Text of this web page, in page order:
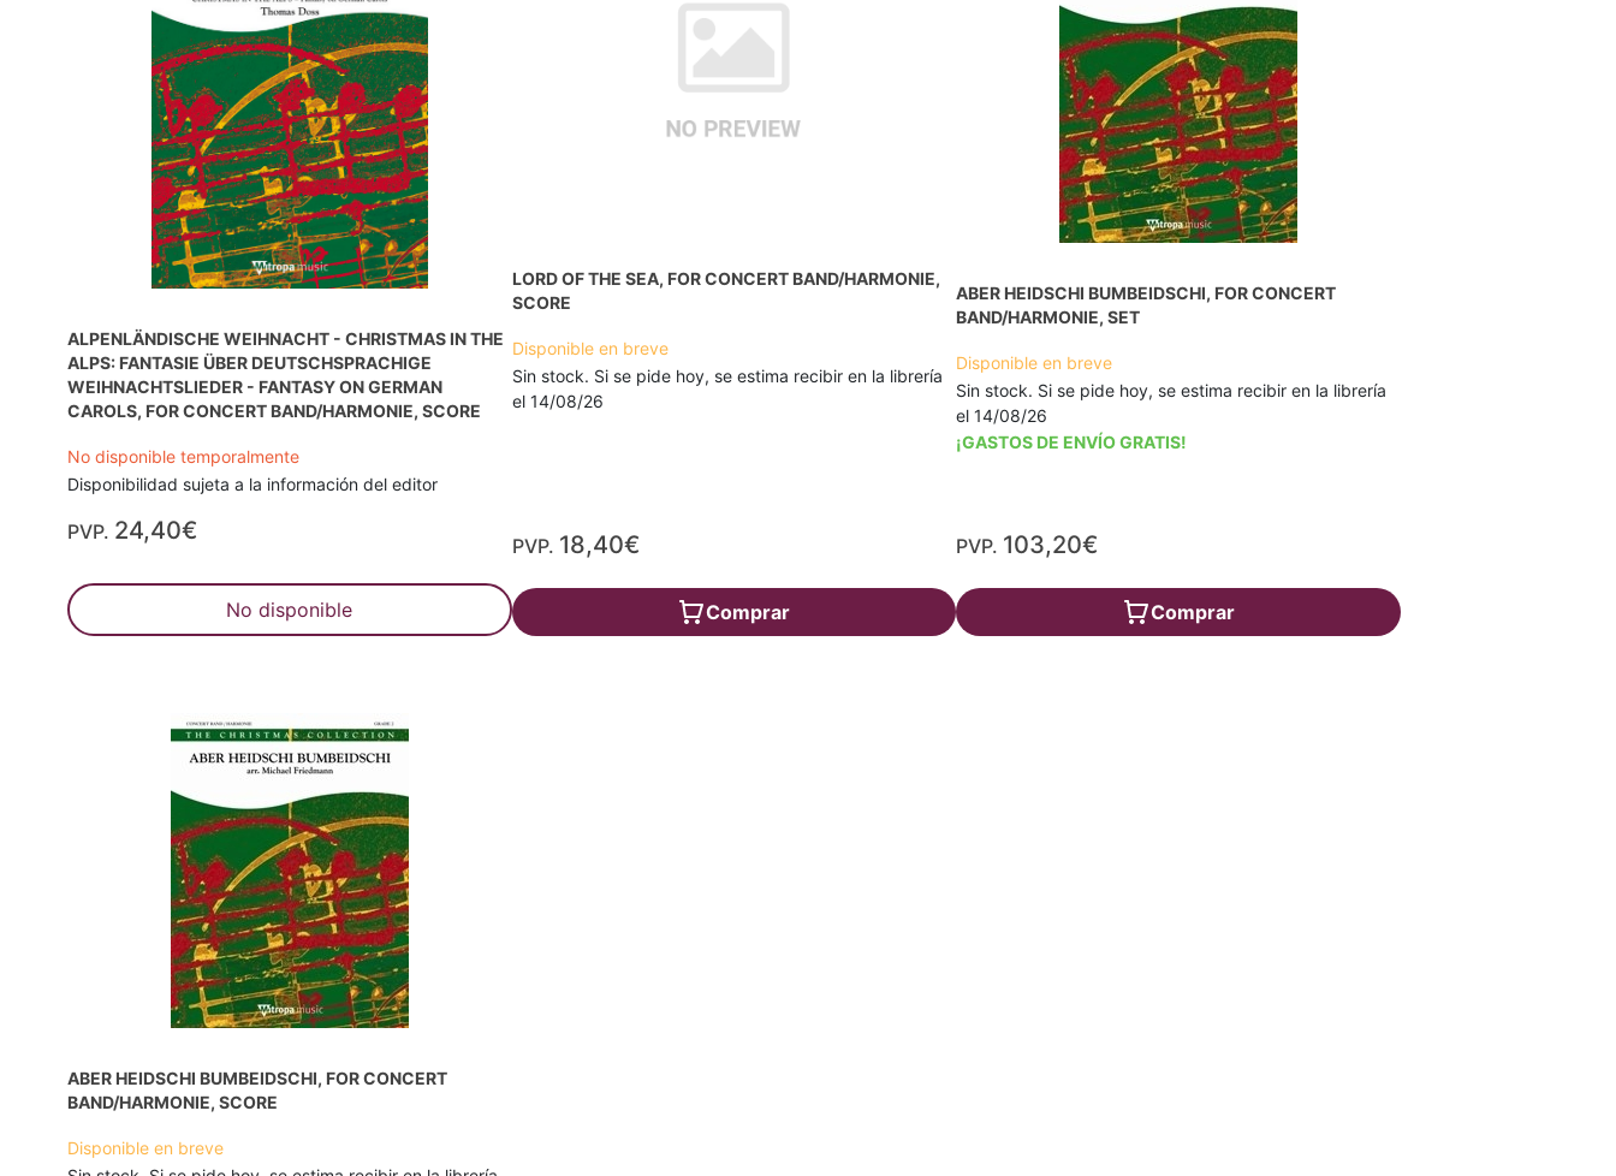
ALPENLÄNDISCHE WEIHNACHT - CHRISTMAS IN THE
ALPS: FANTASIE ÜBER DEUTSCHSPRACHIGE
WEIHNACHTSLIEDER - FANTASY ON GERMAN
CAROLS, FOR CONCERT BAND/HARMONIE, SCORE
No disponible temporalmente
Disponibilidad sujeta a la información del editor
PVP. 24,40€
No disponible
LORD OF THE SEA, FOR CONCERT BAND/HARMONIE,
SCORE
Disponible en breve
Sin stock. Si se pide hoy, se estima recibir en la librería
el 14/08/26
PVP. 18,40€
Comprar
ABER HEIDSCHI BUMBEIDSCHI, FOR CONCERT
BAND/HARMONIE, SET
Disponible en breve
Sin stock. Si se pide hoy, se estima recibir en la librería
el 14/08/26
¡GASTOS DE ENVÍO GRATIS!
PVP. 103,20€
Comprar
ABER HEIDSCHI BUMBEIDSCHI, FOR CONCERT
BAND/HARMONIE, SCORE
Disponible en breve